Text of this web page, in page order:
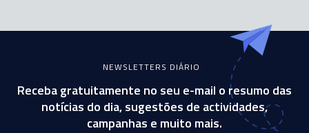
NEWSLETTERS DIÁRIO
Receba gratuitamente no seu e-mail o resumo das
notícias do dia, sugestões de actividades,
campanhas e muito mais.